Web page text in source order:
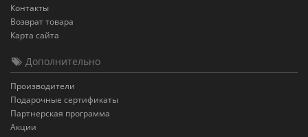
Контакты
Возврат товара
Карта сайта
Дополнительно
Производители
Подарочные сертификаты
Партнерская программа
Акции